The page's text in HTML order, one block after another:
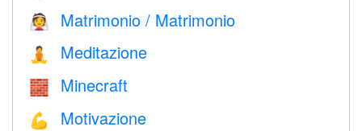
👰 Matrimonio / Matrimonio
🧘 Meditazione
🧱 Minecraft
💪 Motivazione